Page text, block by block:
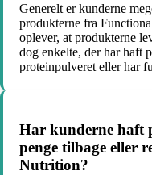
Generelt er kunderne
produkterne fra
oplever, at produkterne
dog enkelte, der har haft
proteinpulveret eller har
Har kunderne haft
penge tilbage eller
Nutrition?